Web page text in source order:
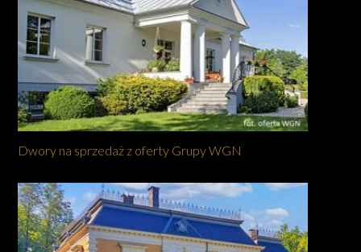
Dwory na sprzedaż z oferty Grupy WGN